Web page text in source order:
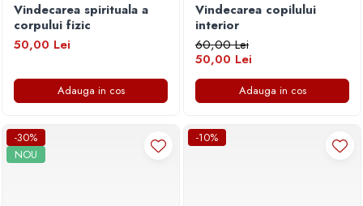
Vindecarea spirituala a
corpului fizic
50,00 Lei
Adauga in cos
Vindecarea copilului
interior
60,00 Lei
50,00 Lei
Adauga in cos
-30%
NOU
-10%